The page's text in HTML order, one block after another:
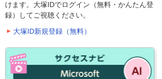
けます。大塚IDでログイン（無料・かんたん登
録）してご視聴ください。
大塚ID新規登録（無料）